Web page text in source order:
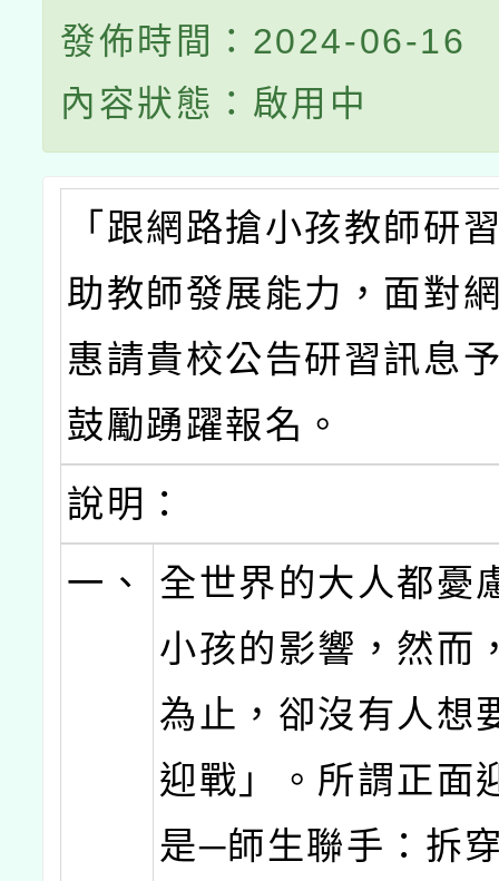
發佈時間：2024-06-16
內容狀態：啟用中
「跟網路搶小孩教師研
助教師發展能力，面對
惠請貴校公告研習訊息
鼓勵踴躍報名。
說明：
一、
全世界的大人都憂
小孩的影響，然而
為止，卻沒有人想
迎戰」。所謂正面
是─師生聯手：拆